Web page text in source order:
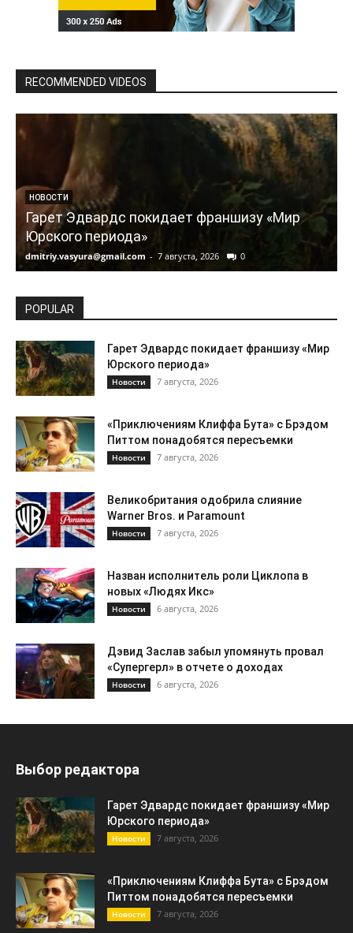
RECOMMENDED VIDEOS
НОВОСТИ
Гарет Эдвардс покидает франшизу «Мир
Юрского периода»
dmitriy.vasyura@gmail.com - 7 августа, 2026 0
POPULAR
Гарет Эдвардс покидает франшизу «Мир
Юрского периода»
Новости 7 августа, 2026
«Приключениям Клиффа Бута» с Брэдом
Питтом понадобятся пересъемки
Новости 7 августа, 2026
Великобритания одобрила слияние
Warner Bros. и Paramount
Новости 7 августа, 2026
Назван исполнитель роли Циклопа в
новых «Людях Икс»
Новости 6 августа, 2026
Дэвид Заслав забыл упомянуть провал
«Супергерл» в отчете о доходах
Новости 6 августа, 2026
Выбор редактора
Гарет Эдвардс покидает франшизу «Мир
Юрского периода»
Новости 7 августа, 2026
«Приключениям Клиффа Бута» с Брэдом
Питтом понадобятся пересъемки
Новости 7 августа, 2026